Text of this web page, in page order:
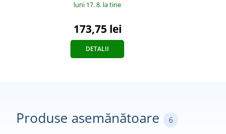
luni 17. 8. la tine
173,75 lei
DETALII
Produse asemănătoare 6